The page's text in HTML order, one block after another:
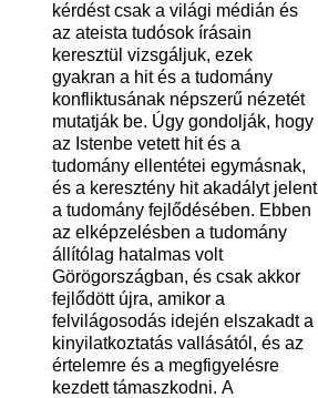
kérdést csak a világi médián és
az ateista tudósok írásain
keresztül vizsgáljuk, ezek
gyakran a hit és a tudomány
konfliktusának népszerű nézetét
mutatják be. Úgy gondolják, hogy
az Istenbe vetett hit és a
tudomány ellentétei egymásnak,
és a keresztény hit akadályt jelent
a tudomány fejlődésében. Ebben
az elképzelésben a tudomány
állítólag hatalmas volt
Görögországban, és csak akkor
fejlődött újra, amikor a
felvilágosodás idején elszakadt a
kinyilatkoztatás vallásától, és az
értelemre és a megfigyelésre
kezdett támaszkodni. A